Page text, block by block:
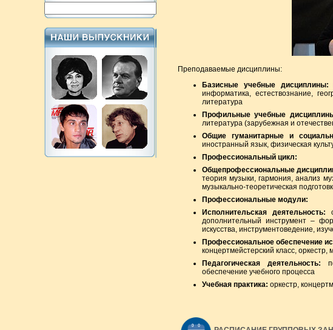
Преподаваемые дисциплины:
Базисные учебные
информатика, естествознание,
литература
Профильные учебные
литература (зарубежная и
Общие гуманитарные и
иностранный язык, физическая
Профессиональный цикл:
Общепрофессиональные
теория музыки, гармония, анализ
музыкально-теоретическая
Профессиональные модули:
Исполнительская деятельность:
дополнительный инструмент –
искусства, инструментоведение,
Профессиональное обеспечение
концертмейстерский класс,
Педагогическая деятельность:
обеспечение учебного процесса
Учебная практика: оркестр,